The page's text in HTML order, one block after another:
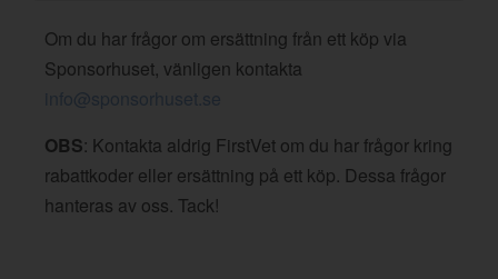
Om du har frågor om ersättning från ett köp via
Sponsorhuset, vänligen kontakta
info@sponsorhuset.se
OBS: Kontakta aldrig FirstVet om du har frågor kring
rabattkoder eller ersättning på ett köp. Dessa frågor
hanteras av oss. Tack!